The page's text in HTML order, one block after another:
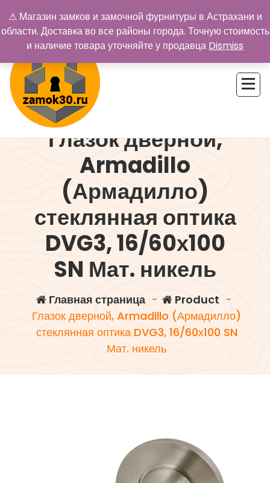
содержимому
Глазок дверной,
Armadillo
(Армадилло)
стеклянная оптика
DVG3, 16/60х100
SN Мат. никель
Главная страница - Product -
Глазок дверной, Armadillo (Армадилло)
стеклянная оптика DVG3, 16/60х100 SN
Мат. никель
⚠ Магазин замков и замочной фурнитуры в Астрахани и
области. Доставка во все районы города. Точную стоимость
и наличие товара уточняйте у продавца Dismiss